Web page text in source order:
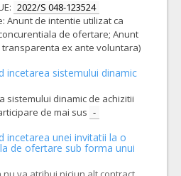
2022/S 048-123524
Anunt de intentie utilizat ca
de ofertare; Anunt
ex ante voluntara)
incetarea sistemului dinamic
sistemului dinamic de achizitii
de mai sus -
incetarea unei invitatii la o
de ofertare sub forma unui